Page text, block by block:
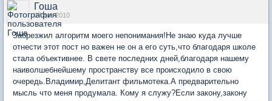
Гоша
07 дек 2010
Забрезжил алгоритм моего непонимания!Не знаю куда лучше
отнести этот пост но важен не он а его суть,что благодаря школе
стала объективнее. В свете последних дней,благодаря нашему
наиволшебнейшему пространству все происходило в свою
очередь.Владимир,Делитант фильмотека.А предварительно
мысль что меня продумала. Кому я служу?Если закону,закону